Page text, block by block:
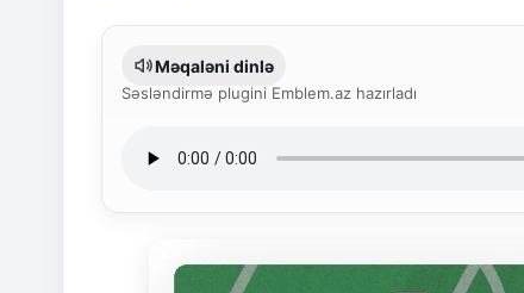
Məqaləni dinlə
Səsləndirmə plugini Emblem.az hazırladı